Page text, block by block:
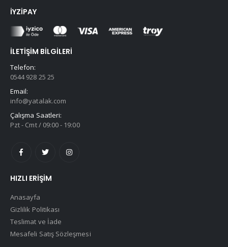
İYZIPAY
İLETIŞIM BILGILERI
Telefon:
0544 928 25 25
Email:
info@yatalak.com
Çalışma Saatleri:
Pzt - Cmt / 09:00 - 19:00
HIZLI ERIŞIM
Anasayfa
Gizlilik Politikası
Teslimat ve İade
Mesafeli Satış Sözleşmesi